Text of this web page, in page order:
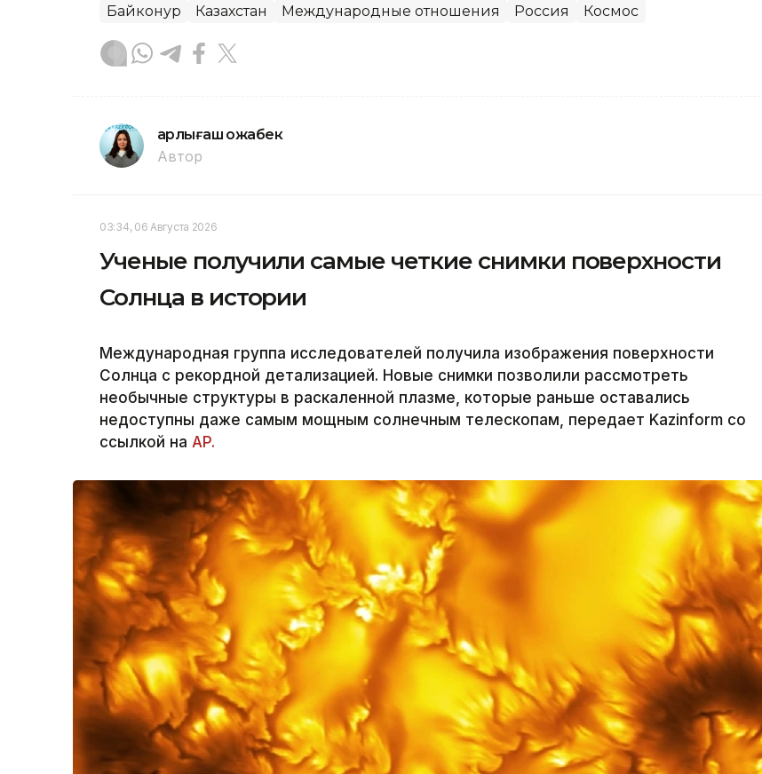
Байконур Казахстан Международные отношения Россия Космос
Қарлығаш Қожабек
Автор
03:34, 06 Августа 2026
Ученые получили самые четкие снимки поверхности
Солнца в истории
Международная группа исследователей получила изображения поверхности
Солнца с рекордной детализацией. Новые снимки позволили рассмотреть
необычные структуры в раскаленной плазме, которые раньше оставались
недоступны даже самым мощным солнечным телескопам, передает Kazinform со
ссылкой на AP.